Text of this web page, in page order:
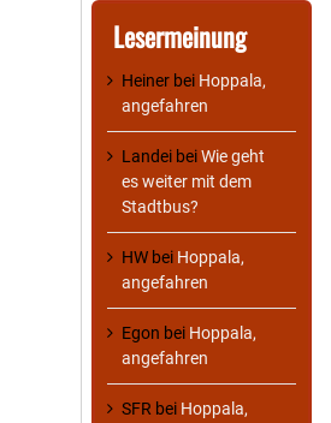
Lesermeinung
Heiner bei Hoppala,
angefahren
Landei beiWie geht
es weiter mit dem
Stadtbus?
HW bei Hoppala,
angefahren
Egon bei Hoppala,
angefahren
SFR bei Hoppala,